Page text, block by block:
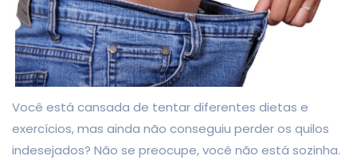
Você está cansada de tentar diferentes dietas e
exercícios, mas ainda não conseguiu perder os quilos
indesejados? Não se preocupe, você não está sozinha.